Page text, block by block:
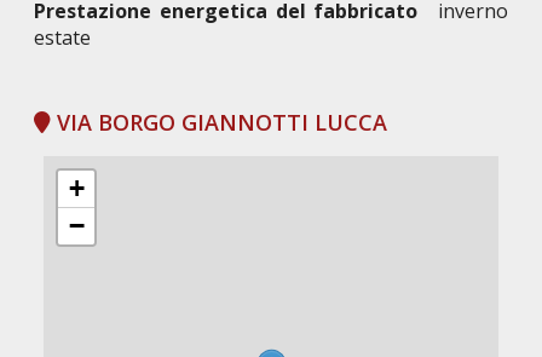
Prestazione energetica del fabbricato
inverno
estate
VIA BORGO GIANNOTTI LUCCA